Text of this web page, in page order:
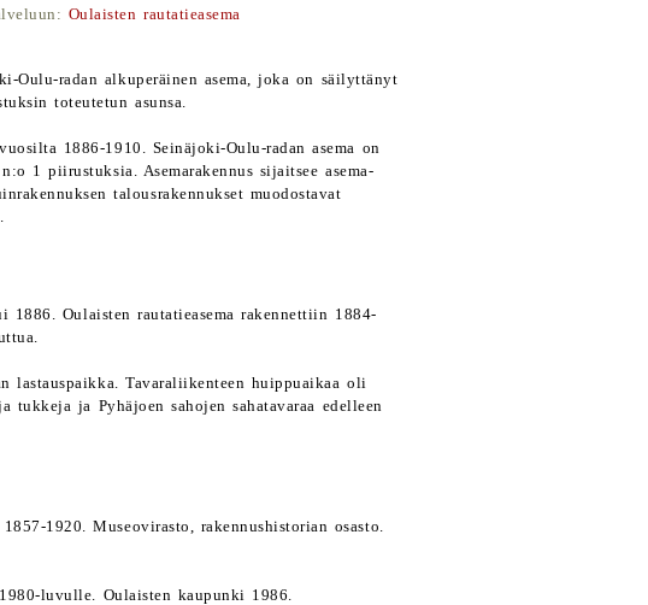
Oulaisten rautatieasema
Oulu-radan alkuperäinen asema, joka on säilyttänyt
toteutetun asunsa.
1886-1910. Seinäjoki-Oulu-radan asema on
1 piirustuksia. Asemarakennus sijaitsee asema-
talousrakennukset muodostavat
1886. Oulaisten rautatieasema rakennettiin 1884-
Tavaraliikenteen huippuaikaa oli
tukkeja ja Pyhäjoen sahojen sahatavaraa edelleen
1920. Museovirasto, rakennushistorian osasto.
luvulle. Oulaisten kaupunki 1986.